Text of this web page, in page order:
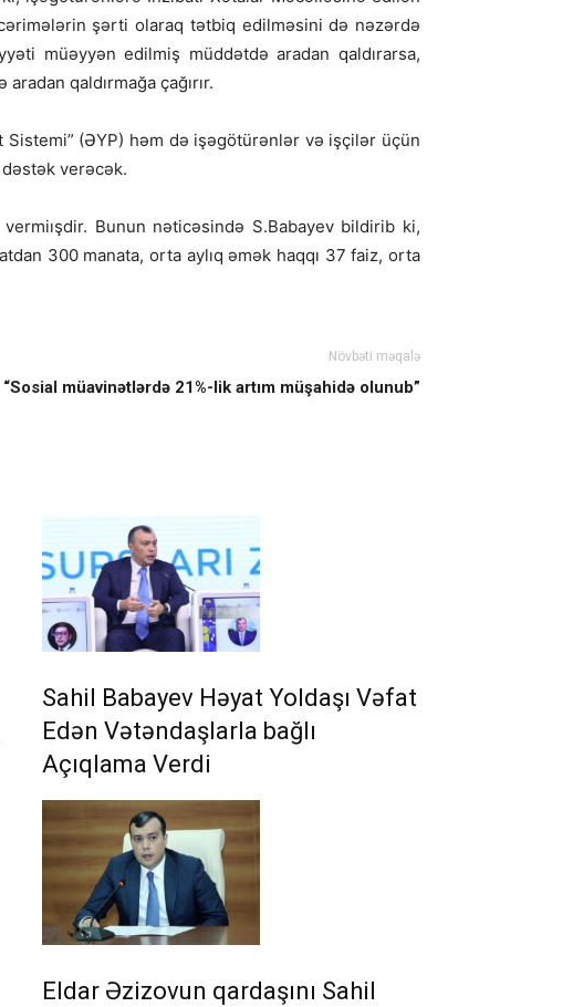
şərti olaraq tətbiq edilməsini də nəzərdə
müəyyən edilmiş müddətdə aradan qaldırarsa,
qaldırmağa çağırır.
(ƏYP) həm də işəgötürənlər və işçilər üçün
verəcək.
Bunun nəticəsində S.Babayev bildirib ki,
300 manata, orta aylıq əmək haqqı 37 faiz, orta
Növbəti məqalə
müavinətlərdə 21%-lik artım müşahidə olunub”
Sahil Babayev Həyat Yoldaşı Vəfat
Edən Vətəndaşlarla bağlı
Açıqlama Verdi
Eldar Əzizovun qardaşını Sahil